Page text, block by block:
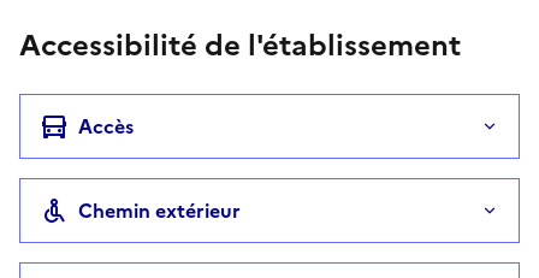
Accessibilité de l'établissement
Accès
Chemin extérieur